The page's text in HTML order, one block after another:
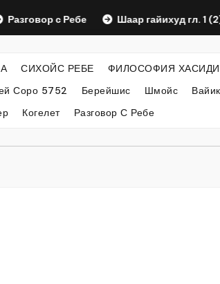
с Ребе Шаар гайихуд гл. 1 (2)
СИХОЙС РЕБЕ ФИЛОСОФИЯ
Соро 5752 Берейшис Шмойс
Когелет Разговор С Ребе